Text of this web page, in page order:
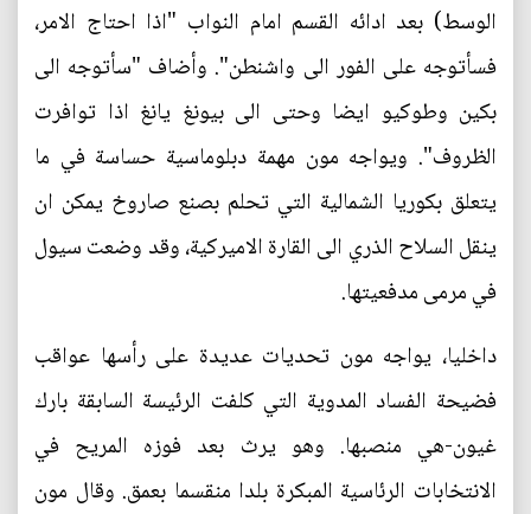
الوسط) بعد ادائه القسم امام النواب "اذا احتاج الامر،
فسأتوجه على الفور الى واشنطن". وأضاف "سأتوجه الى
بكين وطوكيو ايضا وحتى الى بيونغ يانغ اذا توافرت
الظروف". ويواجه مون مهمة دبلوماسية حساسة في ما
يتعلق بكوريا الشمالية التي تحلم بصنع صاروخ يمكن ان
ينقل السلاح الذري الى القارة الاميركية، وقد وضعت سيول
في مرمى مدفعيتها.
داخليا، يواجه مون تحديات عديدة على رأسها عواقب
فضيحة الفساد المدوية التي كلفت الرئيسة السابقة بارك
غيون-هي منصبها. وهو يرث بعد فوزه المريح في
الانتخابات الرئاسية المبكرة بلدا منقسما بعمق. وقال مون